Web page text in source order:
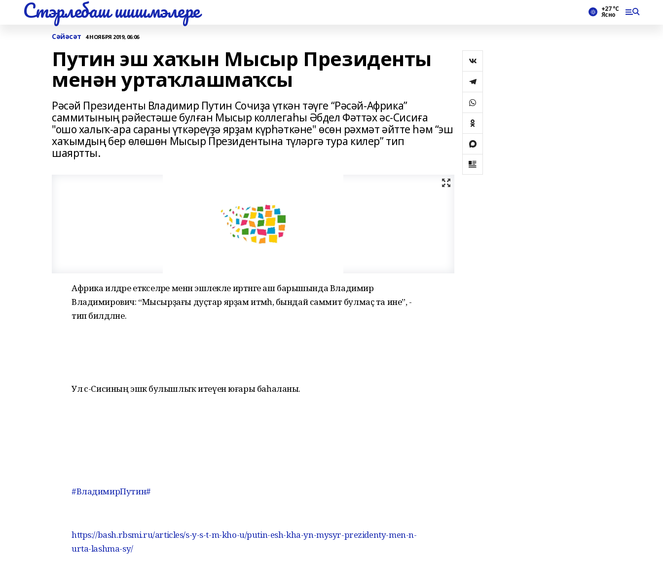
Стэрлебаш шишмэлере +27 °С
Ясно
Сәйәсәт 4 НОЯБРЯ 2019, 06:06
Путин эш хаҡын Мысыр Президенты
менән уртаҡлашмаҡсы
Рәсәй Президенты Владимир Путин Сочиҙа үткән тәүге “Рәсәй-Африка”
саммитының рәйестәше булған Мысыр коллегаһы Әбдел Фәттәх әс-Сисиға
"ошо халыҡ-ара сараны үткәреүҙә ярҙам күрһәткәне" өсөн рәхмәт әйтте һәм “эш
хаҡымдың бер өлөшөн Мысыр Президентына түләргә тура килер” тип
шаяртты.
Африка илдәре етәкселәре менән эшлекле иртәнге аш барышында Владимир
Владимирович: “Мысырҙағы дуҫтар ярҙам итмәһә, бындай саммит булмаҫ та ине”, -
тип билдәләне.
Ул әс-Сисиның эшкә булышлыҡ итеүен юғары баһаланы.
#ВладимирПутин#
https://bash.rbsmi.ru/articles/s-y-s-t-m-kho-u/putin-esh-kha-yn-mysyr-prezidenty-men-n-
urta-lashma-sy/